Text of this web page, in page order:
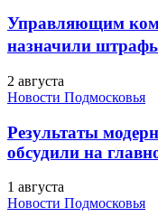
Управляющим
назначили
2 августа
Новости Подмосковья
Результаты
обсудили на
1 августа
Новости Подмосковья